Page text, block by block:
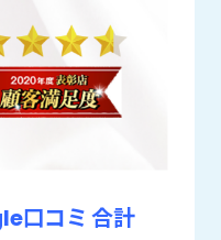
口コミ 合計